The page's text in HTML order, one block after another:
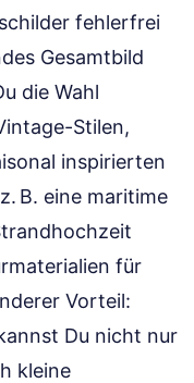
fehlerfrei
Gesamtbild
die Wahl
Stilen,
inspirierten
B. eine maritime
für
Vorteil:
Du nicht nur
kleine